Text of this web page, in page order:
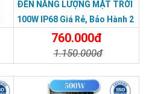
ĐÈN NĂNG LƯỢNG MẶT TRỜI
100W IP68 Giá Rẻ, Bảo Hành 2
760.000đ
1.150.000đ